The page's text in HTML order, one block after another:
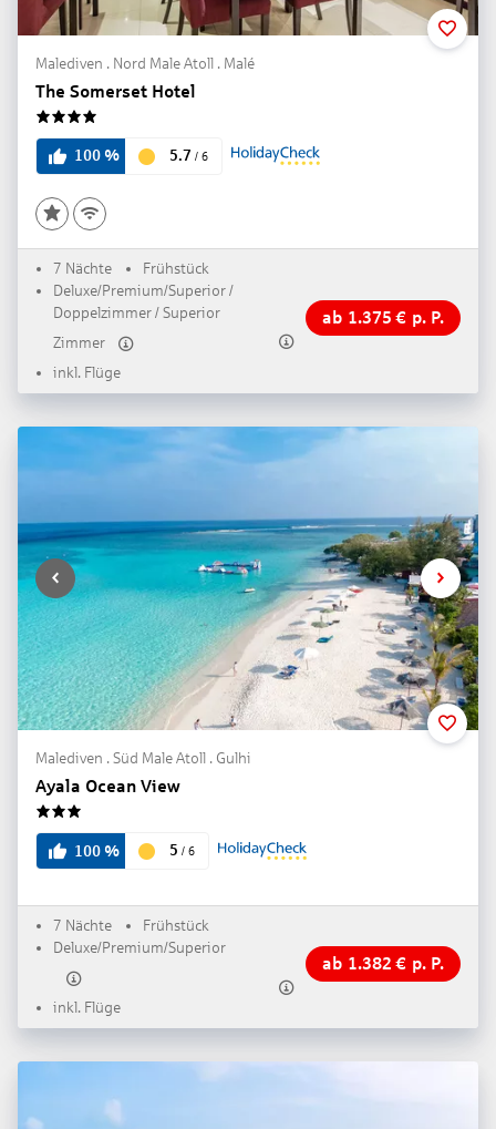
Malediven . Nord Male Atoll . Malé
The Somerset Hotel
100% 5.7 / 6
7 Nächte
Frühstück
Deluxe/Premium/Superior /
Doppelzimmer / Superior
Zimmer
inkl. Flüge
ab 1.375 € p. P.
Malediven . Süd Male Atoll . Gulhi
Ayala Ocean View
3
100% 5 / 6
7 Nächte
Frühstück
Deluxe/Premium/Superior
inkl. Flüge
ab 1.382 € p. P.